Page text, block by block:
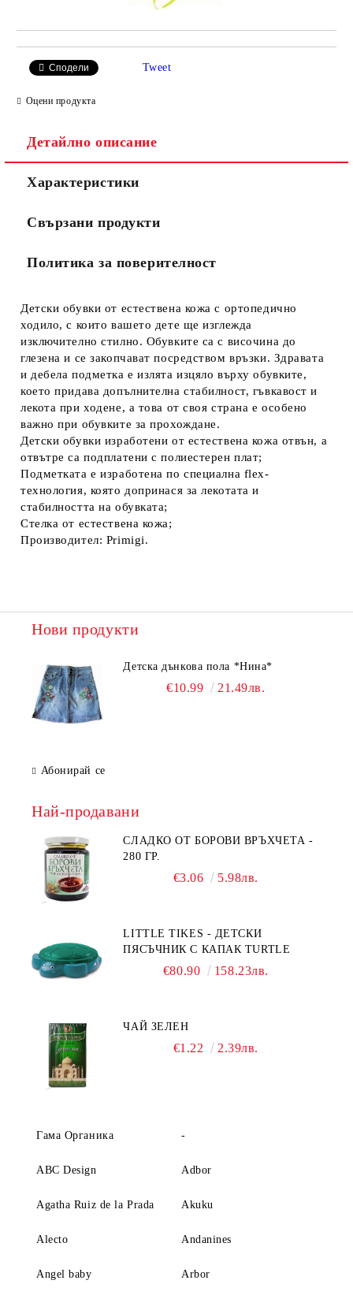
Сподели Tweet
Оцени продукта
Детайлно описание
Характеристики
Свързани продукти
Политика за поверителност
Детски обувки от естествена кожа с ортопедично
ходило, с които вашето дете ще изглежда
изключително стилно. Обувките са с височина до
глезена и се закопчават посредством връзки. Здравата
и дебела подметка е излята изцяло върху обувките,
което придава допълнителна стабилност, гъвкавост и
лекота при ходене, а това от своя страна е особено
важно при обувките за прохождане.
Детски обувки изработени от естествена кожа отвън, а
отвътре са подплатени с полиестерен плат;
Подметката е изработена по специална flex-
технология, която допринася за лекотата и
стабилността на обувката;
Стелка от естествена кожа;
Производител: Primigi.
Нови продукти
Детска дънкова пола *Нина*
€10.99 21.49лв.
Абонирай се
Най-продавани
СЛАДКО ОТ БОРОВИ ВРЪХЧЕТА -
280 ГР.
€3.06 5.98лв.
LITTLE TIKES - ДЕТСКИ
ПЯСЪЧНИК С КАПАК TURTLE
€80.90 158.23лв.
ЧАЙ ЗЕЛЕН
€1.22 2.39лв.
Гама Органика -
ABC Design Adbor
Agatha Ruiz de la Prada Akuku
Alecto Andanines
Angel baby Arbor